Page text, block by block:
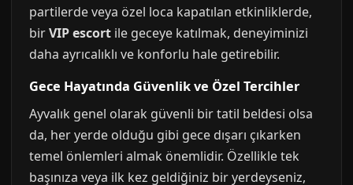
partilerde veya özel loca kapatılan etkinliklerde,
birVIP escort ile geceye katılmak, deneyiminizi
daha ayrıcalıklı ve konforlu hale getirebilir.
Gece Hayatında Güvenlik ve Özel Tercihler
Ayvalık genel olarak güvenli bir tatil beldesi olsa
da, her yerde olduğu gibi gece dışarı çıkarken
temel önlemleri almak önemlidir. Özellikle tek
başınıza veya ilk kez geldiğiniz bir yerdeyseniz,